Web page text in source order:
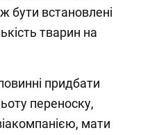
бути встановлені
тварин на
придбати
переноску,
мати